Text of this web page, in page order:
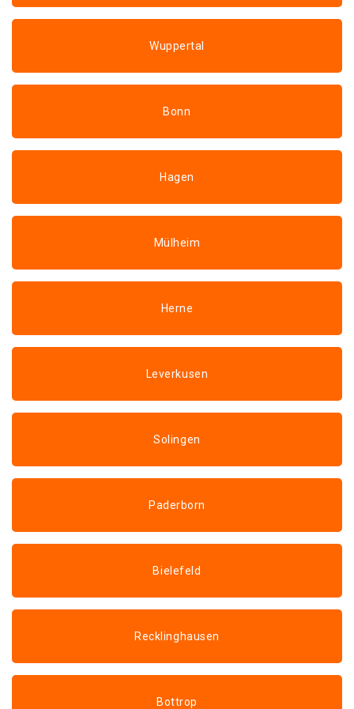
Wuppertal
Bonn
Hagen
Mülheim
Herne
Leverkusen
Solingen
Paderborn
Bielefeld
Recklinghausen
Bottrop